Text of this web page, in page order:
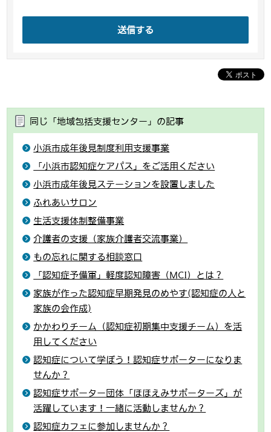
送信する
同じ「地域包括支援センター」の記事
小浜市成年後見制度利用支援事業
「小浜市認知症ケアパス」をご活用ください
小浜市成年後見ステーションを設置しました
ふれあいサロン
生活支援体制整備事業
介護者の支援（家族介護者交流事業）
もの忘れに関する相談窓口
「認知症予備軍」軽度認知障害（MCI）とは？
家族が作った認知症早期発見のめやす(認知症の人と
家族の会作成)
かかわりチーム（認知症初期集中支援チーム）を活
用してください
認知症について学ぼう！認知症サポーターになりま
せんか？
認知症サポーター団体「ほほえみサポーターズ」が
活躍しています！一緒に活動しませんか？
認知症カフェに参加しませんか？